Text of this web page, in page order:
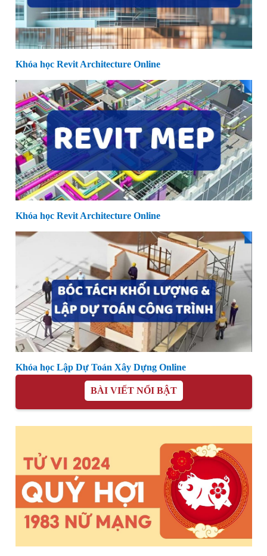
Khóa học Revit Architecture Online
Khóa học Revit Architecture Online
Khóa học Lập Dự Toán Xây Dựng Online
BÀI VIẾT NỔI BẬT